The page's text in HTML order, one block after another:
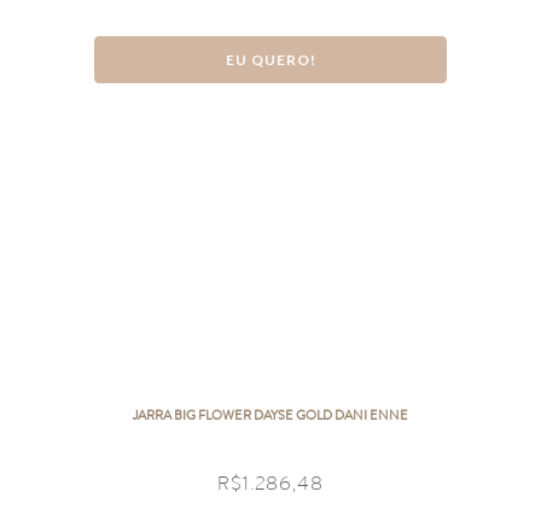
EU QUERO!
JARRA BIG FLOWER DAYSE GOLD DANI ENNE
R$1.286,48